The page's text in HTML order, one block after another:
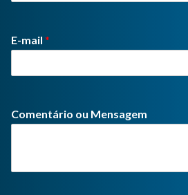
E-mail *
Comentário ou Mensagem